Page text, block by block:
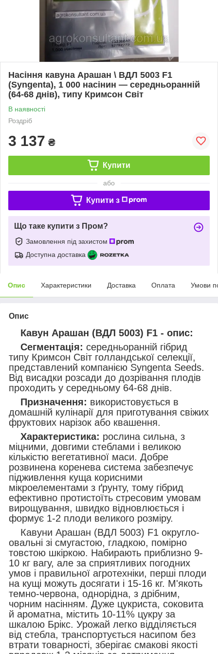
Насіння кавуна Арашан \ ВДЛ 5003 F1
(Syngenta), 1 000 насінин — середньоранній
(64-68 днів), типу Кримсон Світ
В наявності
Роздріб
3 137 ₴
Купити
або
Купити з
Що таке купити з Пром?
Замовлення під захистом
Доступна доставка
Опис Характеристики Доставка Оплата Умови
Опис
Кавун Арашан (ВДЛ 5003) F1 - опис:
Сегментація: середньоранній гібрид
типу Кримсон Світ голландської селекції,
представлений компанією Syngenta Seeds.
Від висадки розсади до дозрівання плодів
проходить у середньому 64-68 днів.
Призначення: використовується в
домашній кулінарії для приготування свіжих
фруктових нарізок або квашення.
Характеристика: рослина сильна, з
міцними, довгими стеблами і великою
кількістю вегетативної маси. Добре
розвинена коренева система забезпечує
підживлення куща корисними
мікроелементами з ґрунту, тому гібрид
ефективно протистоїть стресовим умовам
вирощування, швидко відновлюється і
формує 1-2 плоди великого розміру.
Кавуни Арашан (ВДЛ 5003) F1 округло-
овальні зі смугастою, гладкою, помірно
товстою шкіркою. Набирають приблизно 9-
10 кг вагу, але за сприятливих погодних
умов і правильної агротехніки, перші плоди
на кущі можуть досягати і 15-16 кг. М'якоть
темно-червона, однорідна, з дрібним,
чорним насінням. Дуже цукриста, соковита
й ароматна, містить 10-11% цукру за
шкалою Брікс. Урожай легко відділяється
від стебла, транспортується насипом без
втрати товарності, зберігає смакові якості